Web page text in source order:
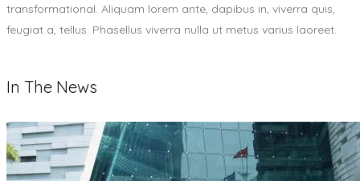
transformational. Aliquam lorem ante, dapibus in, viverra quis,
feugiat a, tellus. Phasellus viverra nulla ut metus varius laoreet.
In The News